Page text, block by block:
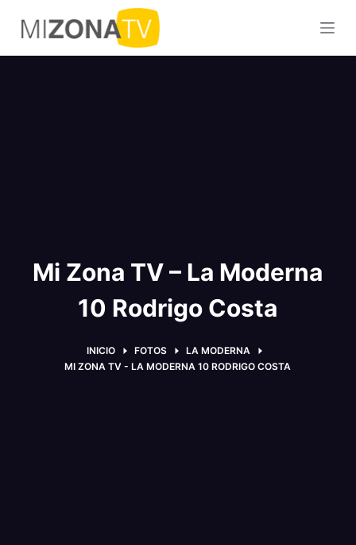
S
a
l
Mi Zona TV – La Moderna
10 Rodrigo Costa
INICIO FOTOS
LA MODERNA
MI ZONA TV - LA MODERNA 10 RODRIGO COSTA